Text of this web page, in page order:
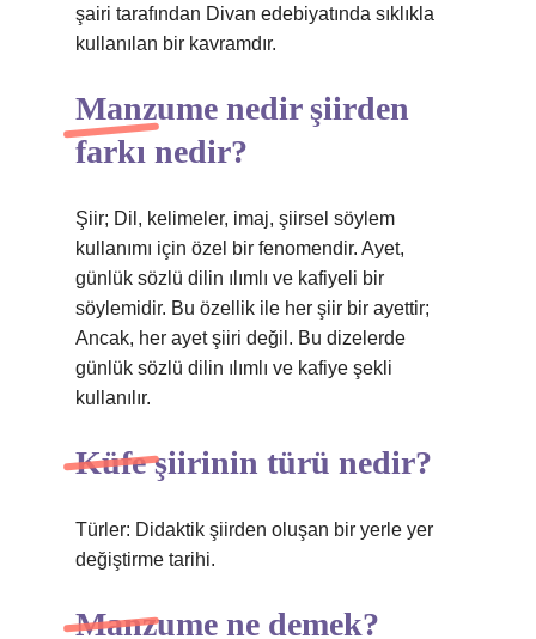
şairi tarafından Divan edebiyatında sıklıkla
kullanılan bir kavramdır.
Manzume nedir şiirden
farkı nedir?
Şiir; Dil, kelimeler, imaj, şiirsel söylem
kullanımı için özel bir fenomendir. Ayet,
günlük sözlü dilin ılımlı ve kafiyeli bir
söylemidir. Bu özellik ile her şiir bir ayettir;
Ancak, her ayet şiiri değil. Bu dizelerde
günlük sözlü dilin ılımlı ve kafiye şekli
kullanılır.
Küfe şiirinin türü nedir?
Türler: Didaktik şiirden oluşan bir yerle yer
değiştirme tarihi.
Manzume ne demek?